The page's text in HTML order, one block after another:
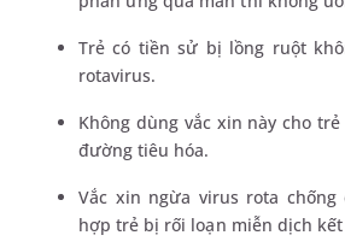
Trẻ có tiền sử bị lồng ruột
rotavirus.
Không dùng vắc xin này cho
đường tiêu hóa.
Vắc xin ngừa virus rota
hợp trẻ bị rối loạn miễn dịch